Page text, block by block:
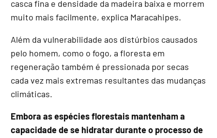
casca fina e densidade da madeira baixa e morrem
muito mais facilmente, explica Maracahipes.
Além da vulnerabilidade aos distúrbios causados
pelo homem, como o fogo, a floresta em
regeneração também é pressionada por secas
cada vez mais extremas resultantes das mudanças
climáticas.
Embora as espécies florestais mantenham a
capacidade de se hidratar durante o processo de